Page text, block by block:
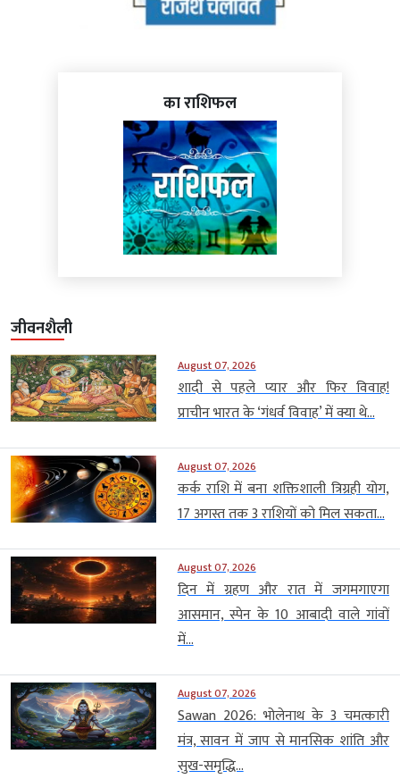
का राशिफल
जीवनशैली
August 07, 2026
शादी से पहले प्यार और फिर विवाह!
प्राचीन भारत के ‘गंधर्व विवाह’ में क्या थे...
August 07, 2026
कर्क राशि में बना शक्तिशाली त्रिग्रही योग,
17 अगस्त तक 3 राशियों को मिल सकता...
August 07, 2026
दिन में ग्रहण और रात में जगमगाएगा
आसमान, स्पेन के 10 आबादी वाले गांवों
में...
August 07, 2026
Sawan 2026: भोलेनाथ के 3 चमत्कारी
मंत्र, सावन में जाप से मानसिक शांति और
सुख-समृद्धि...